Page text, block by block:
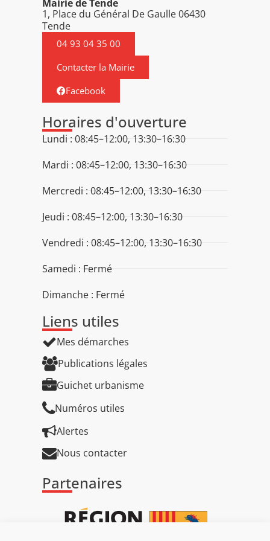
Mairie de Tende
1, Place du Général De Gaulle 06430
Tende
04 93 04 35 00
Contacter la Mairie
Facebook
Horaires d'ouverture
Lundi : 08:45–12:00, 13:30–16:30
Mardi : 08:45–12:00, 13:30–16:30
Mercredi : 08:45–12:00, 13:30–16:30
Jeudi : 08:45–12:00, 13:30–16:30
Vendredi : 08:45–12:00, 13:30–16:30
Samedi : Fermé
Dimanche : Fermé
Liens utiles
Mes démarches
Publications légales
Guichet urbanisme
Numéros utiles
Alertes
Nous contacter
Partenaires